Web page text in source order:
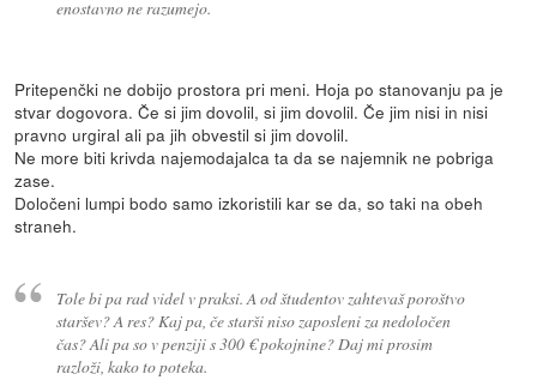
enostavno ne razumejo.
Pritepenčki ne dobijo prostora pri meni. Hoja po stanovanju pa je
stvar dogovora. Če si jim dovolil, si jim dovolil. Če jim nisi in nisi
pravno urgiral ali pa jih obvestil si jim dovolil.
Ne more biti krivda najemodajalca ta da se najemnik ne pobriga
zase.
Določeni lumpi bodo samo izkoristili kar se da, so taki na obeh
straneh.
Tole bi pa rad videl v praksi. A od študentov zahtevaš poroštvo
staršev? A res? Kaj pa, če starši niso zaposleni za nedoločen
čas? Ali pa so v penziji s 300 € pokojnine? Daj mi prosim
razloži, kako to poteka.